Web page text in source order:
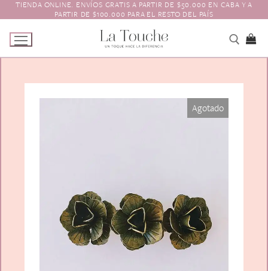
al
contenido
TIENDA ONLINE. ENVÍOS GRATIS A PARTIR DE $50.000 EN CABA Y A
PARTIR DE $100.000 PARA EL RESTO DEL PAÍS
Florales
Varios
Boinas
Vinchas
Aros
Guantes
Agotado